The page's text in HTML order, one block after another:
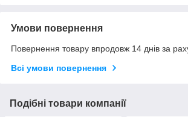
Умови повернення
Повернення товару впродовж 14 днів за
Всі умови повернення
Подібні товари компанії